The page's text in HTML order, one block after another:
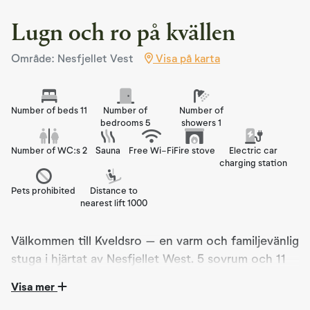
Lugn och ro på kvällen
Område: Nesfjellet Vest Visa på karta
Number of beds 11
Number of
bedrooms 5
Number of
showers 1
Number of WC:s 2 Sauna Free Wi-FiFire stove
Electric car
charging station
Pets prohibited
Distance to
nearest lift 1000
Välkommen till Kveldsro – en varm och familjevänlig
stuga i hjärtat av Nesfjellet West. 5 sovrum och 11
Visa mer